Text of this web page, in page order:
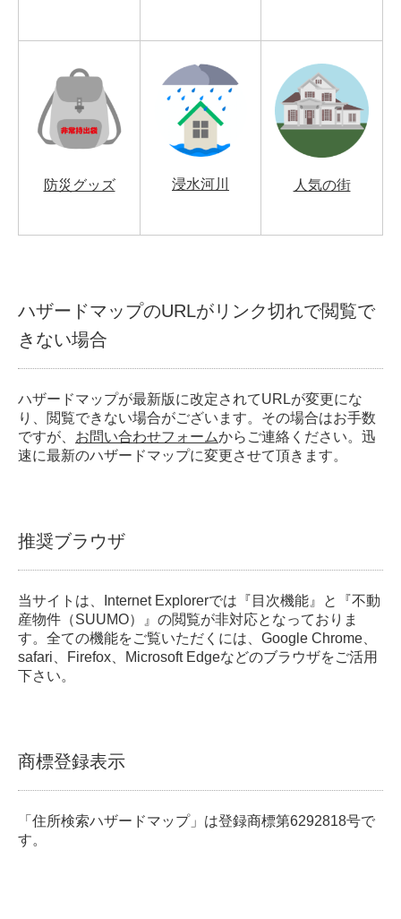
防災グッズ 浸水河川 人気の街
ハザードマップのURLがリンク切れで閲覧で
きない場合
ハザードマップが最新版に改定されてURLが変更にな
り、閲覧できない場合がございます。その場合はお手数
ですが、 お問い合わせフォームからご連絡ください。迅
速に最新のハザードマップに変更させて頂きます。
推奨ブラウザ
当サイトは、Internet Explorerでは『目次機能』と『不動
産物件（SUUMO）』の閲覧が非対応となっておりま
す。全ての機能をご覧いただくには、Google Chrome、
safari、Firefox、Microsoft Edgeなどのブラウザをご活用
下さい。
商標登録表示
「住所検索ハザードマップ」は登録商標第6292818号で
す。